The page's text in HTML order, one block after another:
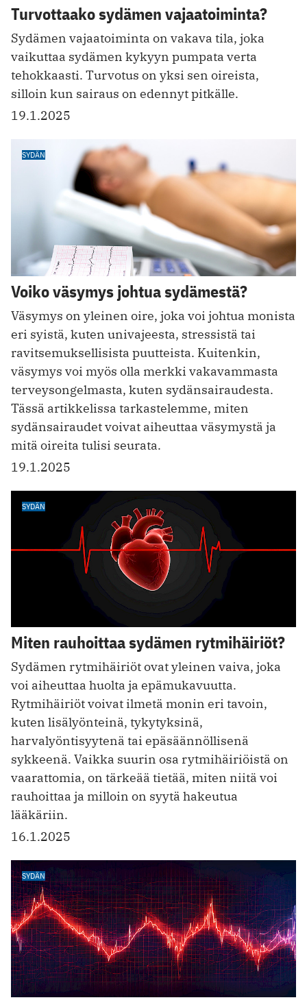
Turvottaako sydämen vajaatoiminta?
Sydämen vajaatoiminta on vakava tila, joka
vaikuttaa sydämen kykyyn pumpata verta
tehokkaasti. Turvotus on yksi sen oireista,
silloin kun sairaus on edennyt pitkälle.
19.1.2025
SYDÄN
Voiko väsymys johtua sydämestä?
Väsymys on yleinen oire, joka voi johtua monista
eri syistä, kuten univajeesta, stressistä tai
ravitsemuksellisista puutteista. Kuitenkin,
väsymys voi myös olla merkki vakavammasta
terveysongelmasta, kuten sydänsairaudesta.
Tässä artikkelissa tarkastelemme, miten
sydänsairaudet voivat aiheuttaa väsymystä ja
mitä oireita tulisi seurata.
19.1.2025
SYDÄN
Miten rauhoittaa sydämen rytmihäiriöt?
Sydämen rytmihäiriöt ovat yleinen vaiva, joka
voi aiheuttaa huolta ja epämukavuutta.
Rytmihäiriöt voivat ilmetä monin eri tavoin,
kuten lisälyönteinä, tykytyksinä,
harvalyöntisyytenä tai epäsäännöllisenä
sykkeenä. Vaikka suurin osa rytmihäiriöistä on
vaarattomia, on tärkeää tietää, miten niitä voi
rauhoittaa ja milloin on syytä hakeutua
lääkäriin.
16.1.2025
SYDÄN